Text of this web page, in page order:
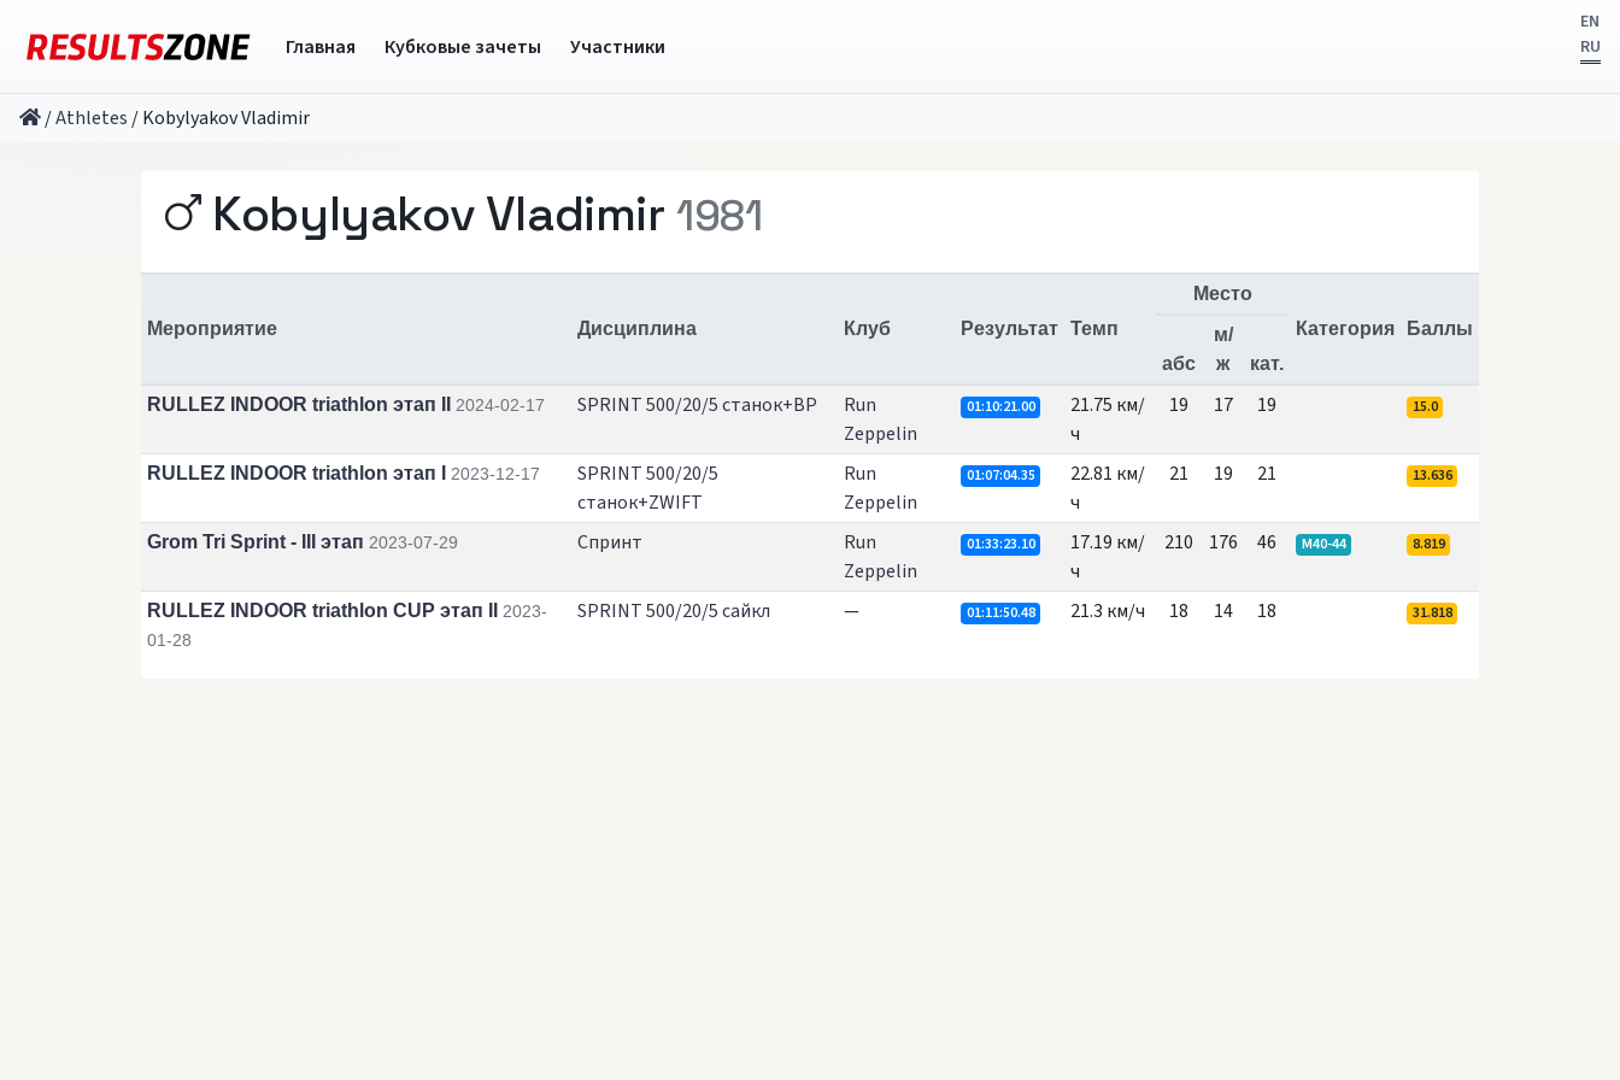
Главная Кубковые зачеты Участники
EN
RU
/Athletes /Kobylyakov Vladimir
Kobylyakov Vladimir 1981
Мероприятие Дисциплина Клуб Результат Темп
Место
Категория
Баллы
абс
м/
ж
кат.
RULLEZ INDOOR triathlon этап II
2024-02-17 SPRINT 500/20/5 станок+ВР
Run
Zeppelin
01:10:21.00
21.75 км/
ч
19 17 19 15.0
RULLEZ INDOOR triathlon этап I 2023-12-17
SPRINT 500/20/5
станок+ZWIFT
Run
Zeppelin
01:07:04.35
22.81 км/
ч
21 19 21 13.636
Grom Tri Sprint - III этап 2023-07-29 Спринт
Run
Zeppelin
01:33:23.10
17.19 км/
ч
210 176 46 M40-44 8.819
RULLEZ INDOOR triathlon CUP этап II
2023-
01-28
SPRINT 500/20/5 сайкл — 01:11:50.48 21.3 км/ч 18 14 18 31.818